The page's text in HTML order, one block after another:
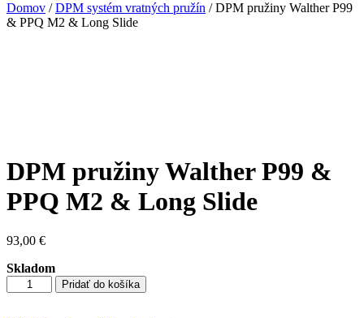
Domov /DPM systém vratných pružín / DPM pružiny Walther P99
& PPQ M2 & Long Slide
DPM pružiny Walther P99 &
PPQ M2 & Long Slide
93,00 €
Skladom
množstvo
DPM
Pridať do košíka